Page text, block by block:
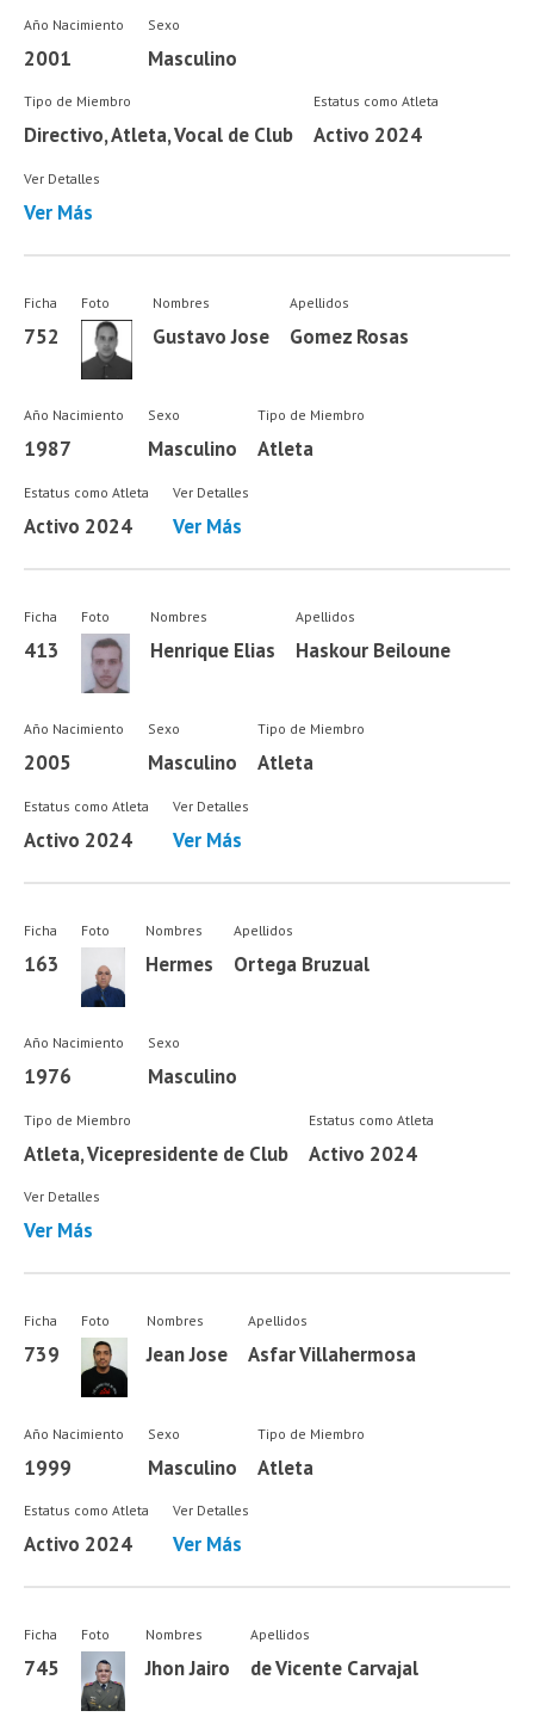
Año Nacimiento
2001
Sexo
Masculino
Tipo de Miembro
Directivo, Atleta, Vocal de Club
Estatus como Atleta
Activo 2024
Ver Detalles
Ver Más
Ficha
752
Foto Nombres
Gustavo Jose
Apellidos
Gomez Rosas
Año Nacimiento
1987
Sexo
Masculino
Tipo de Miembro
Atleta
Estatus como Atleta
Activo 2024
Ver Detalles
Ver Más
Ficha
413
Foto Nombres
Henrique Elias
Apellidos
Haskour Beiloune
Año Nacimiento
2005
Sexo
Masculino
Tipo de Miembro
Atleta
Estatus como Atleta
Activo 2024
Ver Detalles
Ver Más
Ficha
163
Foto Nombres
Hermes
Apellidos
Ortega Bruzual
Año Nacimiento
1976
Sexo
Masculino
Tipo de Miembro
Atleta, Vicepresidente de Club
Estatus como Atleta
Activo 2024
Ver Detalles
Ver Más
Ficha
739
Foto Nombres
Jean Jose
Apellidos
Asfar Villahermosa
Año Nacimiento
1999
Sexo
Masculino
Tipo de Miembro
Atleta
Estatus como Atleta
Activo 2024
Ver Detalles
Ver Más
Ficha
745
Foto Nombres
Jhon Jairo
Apellidos
de Vicente Carvajal